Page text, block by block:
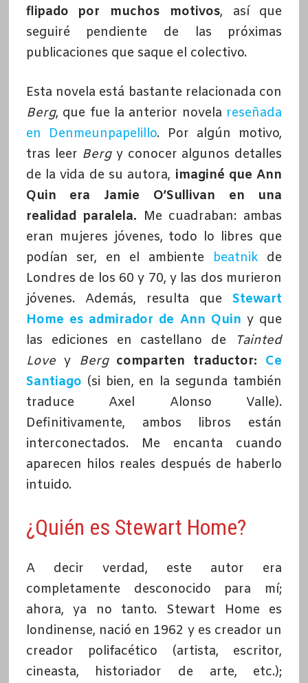
flipado por muchos motivos, así que
seguiré pendiente de las próximas
publicaciones que saque el colectivo.
Esta novela está bastante relacionada con
Berg, que fue la anterior novela reseñada
en Denmeunpapelillo. Por algún motivo,
tras leer Bergy conocer algunos detalles
de la vida de su autora, imaginé que Ann
Quin era Jamie O’Sullivan en una
realidad paralela. Me cuadraban: ambas
eran mujeres jóvenes, todo lo libres que
podían ser, en el ambiente beatnik de
Londres de los 60 y 70, y las dos murieron
jóvenes. Además, resulta que
Stewart
Home es admirador de Ann Quin y que
las ediciones en castellano de
Tainted
Lovey Berg comparten traductor: Ce
Santiago (si bien, en la segunda también
traduce Axel Alonso Valle).
Definitivamente, ambos libros están
interconectados. Me encanta cuando
aparecen hilos reales después de haberlo
intuido.
¿Quién es Stewart Home?
A decir verdad, este autor era
completamente desconocido para mí;
ahora, ya no tanto. Stewart Home es
londinense, nació en 1962 y es creador un
creador polifacético (artista, escritor,
cineasta, historiador de arte, etc.);